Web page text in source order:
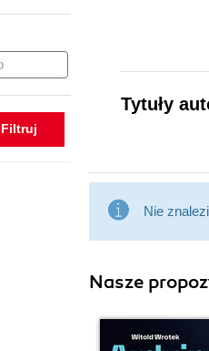
Tytuły
Nie
Nasze